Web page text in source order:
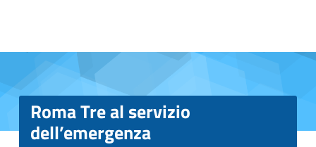
Roma Tre al servizio
dell’emergenza